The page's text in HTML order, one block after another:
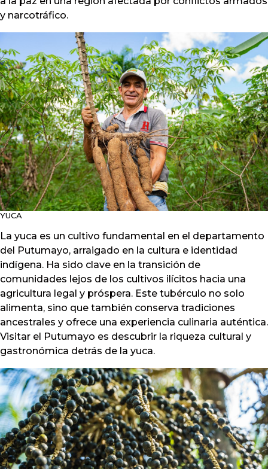
y narcotráfico.
YUCA
La yuca es un cultivo fundamental en el departamento
del Putumayo, arraigado en la cultura e identidad
indígena. Ha sido clave en la transición de
comunidades lejos de los cultivos ilícitos hacia una
agricultura legal y próspera. Este tubérculo no solo
alimenta, sino que también conserva tradiciones
ancestrales y ofrece una experiencia culinaria auténtica.
Visitar el Putumayo es descubrir la riqueza cultural y
gastronómica detrás de la yuca.